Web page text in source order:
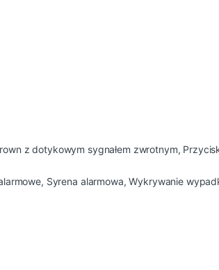
z dotykowym sygnałem zwrotnym,
Syrena alarmowa, Wykrywanie